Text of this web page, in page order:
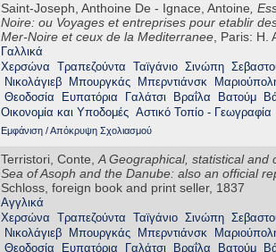
Saint-Joseph, Anthoine De - Ignace, Antoine,
Noire: ou Voyages et entreprises pour etablir
Mer-Noire et ceux de la Mediterranee, Paris: H.
Γαλλικά
Χερσώνα Τραπεζούντα Ταϊγάνιο Σινώπη
Νικολάγιεβ
Μπουργκάς Μπερντιάνσκ
Θεοδοσία
Ευπατόρια Γαλάτσι Βραΐλα Βατούμ
Οικονομία και Υποδομές Αστικό Τοπίο - Γεωγραφία
Εμφάνιση / Απόκρυψη Σχολιασμού
Terristori, Conte,A Geographical, statistical
Sea of Asoph and the Danube: also an official
Schloss, foreign book and print seller, 1837
Αγγλικά
Χερσώνα Τραπεζούντα Ταϊγάνιο Σινώπη
Νικολάγιεβ
Μπουργκάς Μπερντιάνσκ
Θεοδοσία
Ευπατόρια Γαλάτσι Βραΐλα Βατούμ